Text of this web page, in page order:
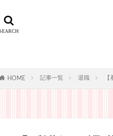
HOME 記事一覧 退職